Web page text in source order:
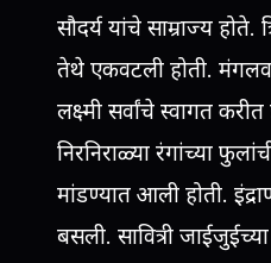
सौदर्य यांचे साम्राज्य होते.
तेथे एकवटली होती.
लक्ष्मी सर्वांचे स्वागत करीत
निरनिराळ्या रंगांच्या
मांडण्यात आली होती.
बसली. सावित्री